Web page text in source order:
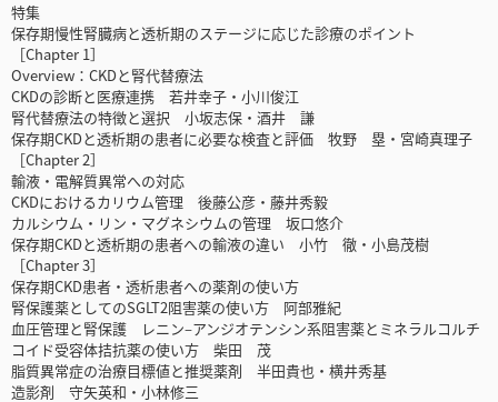
特集
保存期慢性腎臓病と透析期のステージに応じた診療のポイント
［Chapter 1］
Overview：CKDと腎代替療法
CKDの診断と医療連携 若井幸子・小川俊江
腎代替療法の特徴と選択 小坂志保・酒井 謙
保存期CKDと透析期の患者に必要な検査と評価 牧野 塁・宮崎真理子
［Chapter 2］
輸液・電解質異常への対応
CKDにおけるカリウム管理 後藤公彦・藤井秀毅
カルシウム・リン・マグネシウムの管理 坂口悠介
保存期CKDと透析期の患者への輸液の違い 小竹 徹・小島茂樹
［Chapter 3］
保存期CKD患者・透析患者への薬剤の使い方
腎保護薬としてのSGLT2阻害薬の使い方 阿部雅紀
血圧管理と腎保護 レニン‒アンジオテンシン系阻害薬とミネラルコルチ
コイド受容体拮抗薬の使い方 柴田 茂
脂質異常症の治療目標値と推奨薬剤 半田貴也・横井秀基
造影剤 守矢英和・小林修三